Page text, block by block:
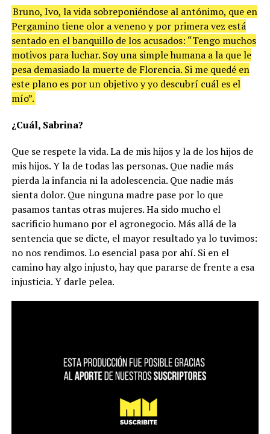
Bruno, Ivo, la vida sobreponiéndose al antónimo, que en
Pergamino tiene olor a veneno y por primera vez está
sentado en el banquillo de los acusados: “Tengo muchos
motivos para luchar. Soy una simple humana a la que le
pesa demasiado la muerte de Florencia. Si me quedé en
este plano es por un objetivo y yo descubrí cuál es el
mío”.
¿Cuál, Sabrina?
Que se respete la vida. La de mis hijos y la de los hijos de
mis hijos. Y la de todas las personas. Que nadie más
pierda la infancia ni la adolescencia. Que nadie más
sienta dolor. Que ninguna madre pase por lo que
pasamos tantas otras mujeres. Ha sido mucho el
sacrificio humano por el agronegocio. Más allá de la
sentencia que se dicte, el mayor resultado ya lo tuvimos:
no nos rendimos. Lo esencial pasa por ahí. Si en el
camino hay algo injusto, hay que pararse de frente a esa
injusticia. Y darle pelea.